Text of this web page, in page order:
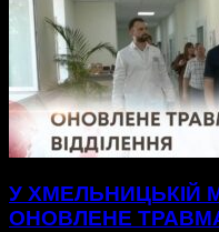
У ХМЕЛЬНИЦЬКІЙ
ОНОВЛЕНЕ